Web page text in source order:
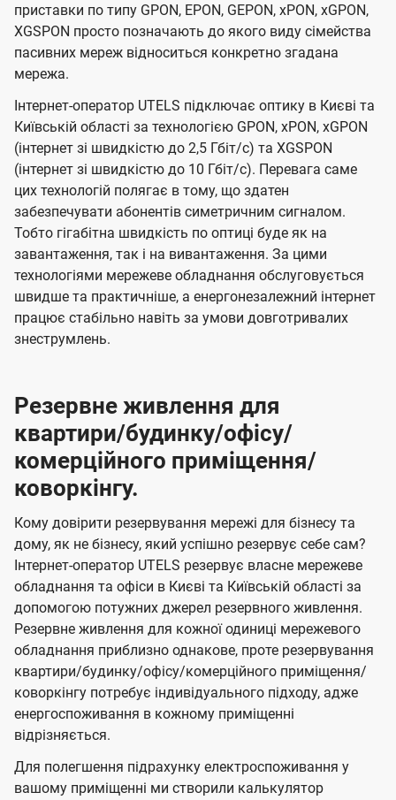
приставки по типу GPON, EPON, GEPON, xPON, xGPON,
XGSPON просто позначають до якого виду сімейства
пасивних мереж відноситься конкретно згадана
мережа.
Інтернет-оператор UTELS підключає оптику в Києві та
Київській області за технологією GPON, xPON, xGPON
(інтернет зі швидкістю до 2,5 Гбіт/с) та XGSPON
(інтернет зі швидкістю до 10 Гбіт/с). Перевага саме
цих технологій полягає в тому, що здатен
забезпечувати абонентів симетричним сигналом.
Тобто гігабітна швидкість по оптиці буде як на
завантаження, так і на вивантаження. За цими
технологіями мережеве обладнання обслуговується
швидше та практичніше, а енергонезалежний інтернет
працює стабільно навіть за умови довготривалих
знеструмлень.
Резервне живлення для
квартири/будинку/офісу/
комерційного приміщення/
коворкінгу.
Кому довірити резервування мережі для бізнесу та
дому, як не бізнесу, який успішно резервує себе сам?
Інтернет-оператор UTELS резервує власне мережеве
обладнання та офіси в Києві та Київській області за
допомогою потужних джерел резервного живлення.
Резервне живлення для кожної одиниці мережевого
обладнання приблизно однакове, проте резервування
квартири/будинку/офісу/комерційного приміщення/
коворкінгу потребує індивідуального підходу, адже
енергоспоживання в кожному приміщенні
відрізняється.
Для полегшення підрахунку електроспоживання у
вашому приміщенні ми створили калькулятор